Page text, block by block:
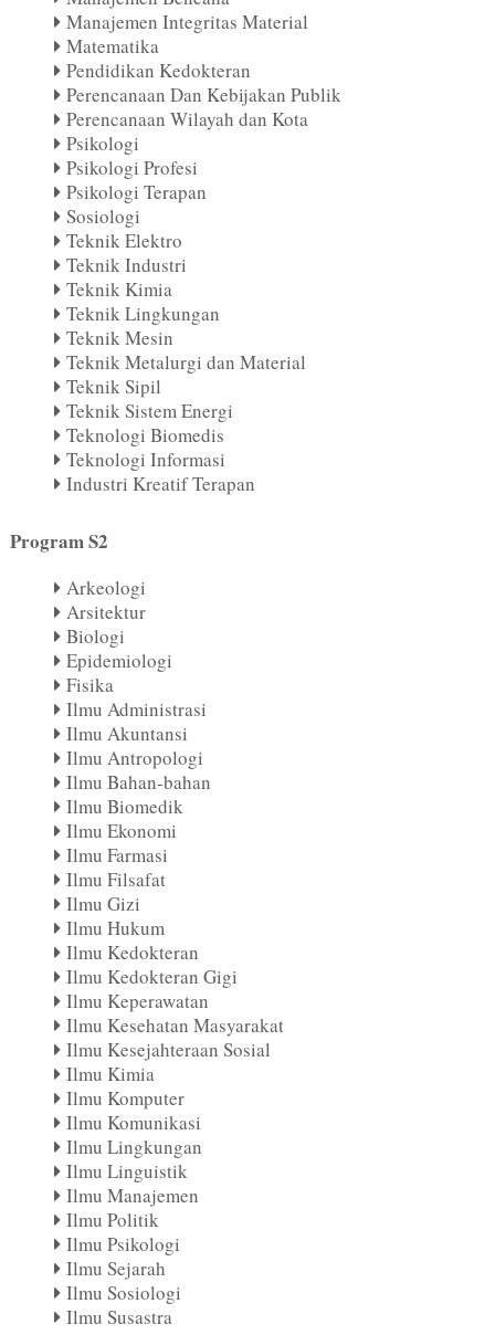
Manajemen Integritas Material
Matematika
Pendidikan Kedokteran
Perencanaan Dan Kebijakan Publik
Perencanaan Wilayah dan Kota
Psikologi
Psikologi Profesi
Psikologi Terapan
Sosiologi
Teknik Elektro
Teknik Industri
Teknik Kimia
Teknik Lingkungan
Teknik Mesin
Teknik Metalurgi dan Material
Teknik Sipil
Teknik Sistem Energi
Teknologi Biomedis
Teknologi Informasi
Industri Kreatif Terapan
Program S2
Arkeologi
Arsitektur
Biologi
Epidemiologi
Fisika
Ilmu Administrasi
Ilmu Akuntansi
Ilmu Antropologi
Ilmu Bahan-bahan
Ilmu Biomedik
Ilmu Ekonomi
Ilmu Farmasi
Ilmu Filsafat
Ilmu Gizi
Ilmu Hukum
Ilmu Kedokteran
Ilmu Kedokteran Gigi
Ilmu Keperawatan
Ilmu Kesehatan Masyarakat
Ilmu Kesejahteraan Sosial
Ilmu Kimia
Ilmu Komputer
Ilmu Komunikasi
Ilmu Lingkungan
Ilmu Linguistik
Ilmu Manajemen
Ilmu Politik
Ilmu Psikologi
Ilmu Sejarah
Ilmu Sosiologi
Ilmu Susastra